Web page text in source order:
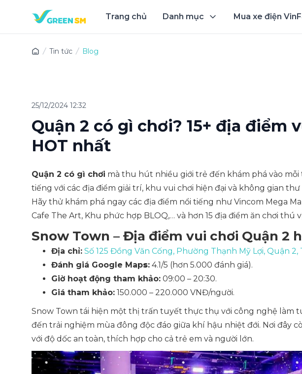
Trang chủ Danh mục Mua xe điện
Tin tức Blog
25/12/2024 12:32
Quận 2 có gì chơi? 15+ địa điểm
HOT nhất
Quận 2 có gì chơi mà thu hút nhiều giới trẻ đến khám phá vào mỗi
tiếng với các địa điểm giải trí, khu vui chơi hiện đại và không gian
Hãy thử khám phá ngay các địa điểm nổi tiếng như Vincom Mega
Cafe The Art, Khu phức hợp BLOQ,… và hơn 15 địa điểm ăn chơi thú
Snow Town – Địa điểm vui chơi Quận 2
Địa chỉ: Số 125 Đồng Văn Cống, Phường Thạnh Mỹ Lợi, Quận 2,
Đánh giá Google Maps: 4.1/5 (hơn 5.000 đánh giá).
Giờ hoạt động tham khảo: 09:00 – 20:30.
Giá tham khảo: 150.000 – 220.000 VNĐ/người.
Snow Town tái hiện một thị trấn tuyết thực thụ với công nghệ làm
đến trải nghiệm mùa đông độc đáo giữa khí hậu nhiệt đới. Nơi đây
với độ dốc an toàn, thích hợp cho cả trẻ em và người lớn.